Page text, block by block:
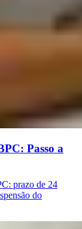
Passo a
prazo de 24
do